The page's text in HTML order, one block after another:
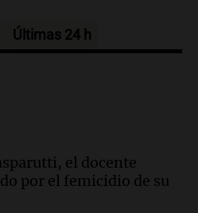
en el fútbol argentino:
de propiedad
Nacional
Últimas 24 h
el docente
por el femicidio de su